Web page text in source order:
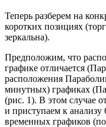
Теперь разберем на
коротких позициях
зеркальна).
Предположим, что
графике отличается
расположения
минутных) графиках
(рис. 1). В этом случае
и приступаем к
временных графиков